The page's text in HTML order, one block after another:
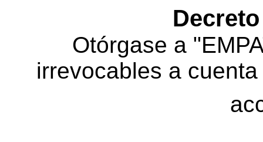
Decreto
Otórgase a
irrevocables a